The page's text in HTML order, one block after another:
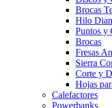
Brocas
Hilo
Puntos y
Brocas
Fresas
Sierra
Corte y
Hojas
Calefactores
Powerbanks